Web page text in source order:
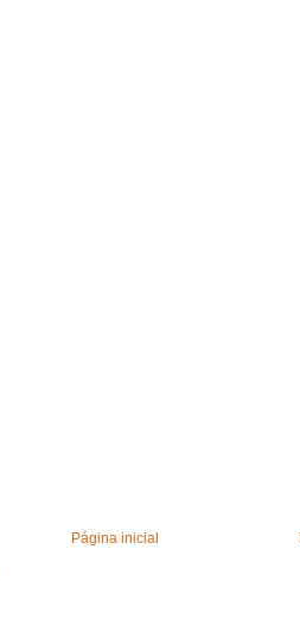
Página inicial